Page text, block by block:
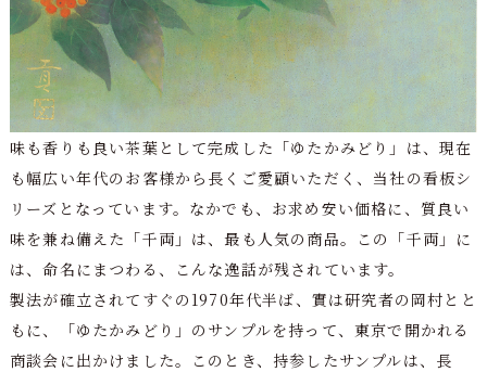
味も香りも良い茶葉として完成した「ゆたかみどり」は、現在
も幅広い年代のお客様から長くご愛顧いただく、当社の看板シ
リーズとなっています。なかでも、お求め安い価格に、質良い
味を兼ね備えた「千両」は、最も人気の商品。この「千両」に
は、命名にまつわる、こんな逸話が残されています。
製法が確立されてすぐの1970年代半ば、實は研究者の岡村とと
もに、「ゆたかみどり」のサンプルを持って、東京で開かれる
商談会に出かけました。このとき、持参したサンプルは、長